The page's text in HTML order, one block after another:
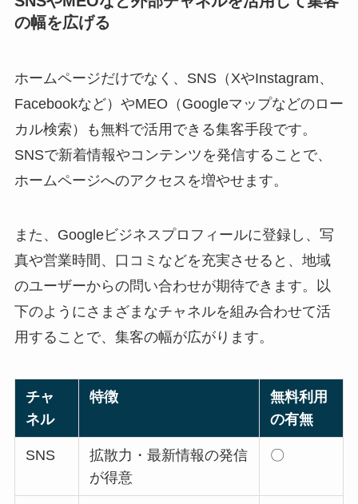
の幅を広げる
ホームページだけでなく、SNS（XやInstagram、
Facebookなど）やMEO（Googleマップなどのロー
カル検索）も無料で活用できる集客手段です。
SNSで新着情報やコンテンツを発信することで、
ホームページへのアクセスを増やせます。
また、Googleビジネスプロフィールに登録し、写
真や営業時間、口コミなどを充実させると、地域
のユーザーからの問い合わせが期待できます。以
下のようにさまざまなチャネルを組み合わせて活
用することで、集客の幅が広がります。
チャ
ネル
特徴
無料利用
の有無
SNS
拡散力・最新情報の発信
が得意
〇